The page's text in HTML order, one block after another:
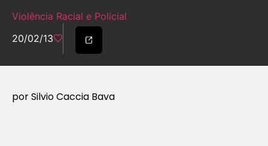
Violência Racial e Policial
20/02/13
por Silvio Caccia Bava